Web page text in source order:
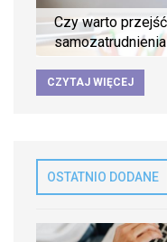
Czy warto
samozatrudnienia
CZYTAJ WIĘCEJ
OSTATNIO DODANE